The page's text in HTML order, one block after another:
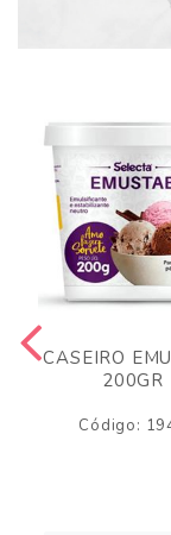
CASEIRO
200GR
Código: